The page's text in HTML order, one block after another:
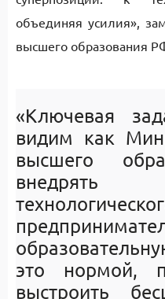
объединяя усилия»,
высшего образования
«Ключевая
видим как
высшего
это нормой,
выстроить